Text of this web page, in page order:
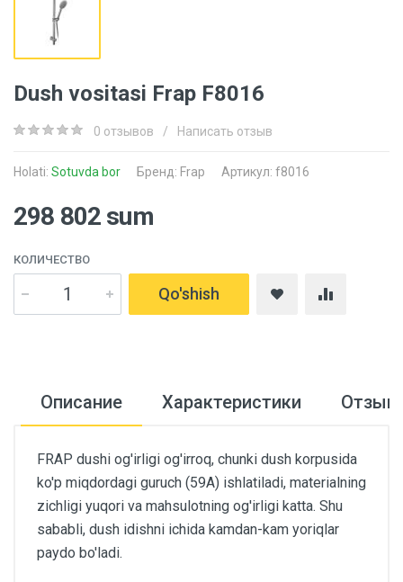
Dush vositasi Frap F8016
0 отзывов / Написать отзыв
Holati: Sotuvda bor Бренд: Frap Артикул: f8016
298 802 sum
КОЛИЧЕСТВО
Qo'shish
Описание Характеристики
FRAP dushi og'irligi og'irroq, chunki dush korpusida
ko'p miqdordagi guruch (59A) ishlatiladi, materialning
zichligi yuqori va mahsulotning og'irligi katta. Shu
sababli, dush idishni ichida kamdan-kam yoriqlar
paydo bo'ladi.